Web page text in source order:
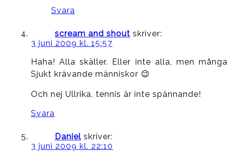
Svara
scream and shout skriver:
3 juni 2009 kl. 15:57
Haha! Alla skäller. Eller inte alla, men
Sjukt krävande människor 😉
Och nej Ullrika, tennis är inte spännande!
Svara
Daniel skriver:
3 juni 2009 kl. 22:10